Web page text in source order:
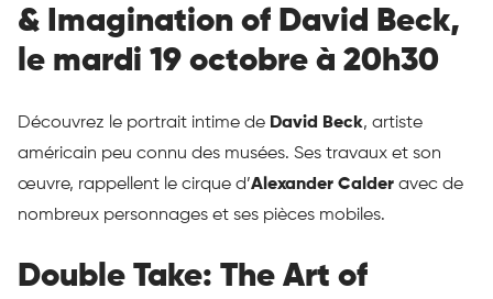
& Imagination of David Beck,
le mardi 19 octobre à 20h30
Découvrez le portrait intime de David Beck, artiste
américain peu connu des musées. Ses travaux et son
œuvre, rappellent le cirque d’Alexander Calder avec de
nombreux personnages et ses pièces mobiles.
Double Take: The Art of